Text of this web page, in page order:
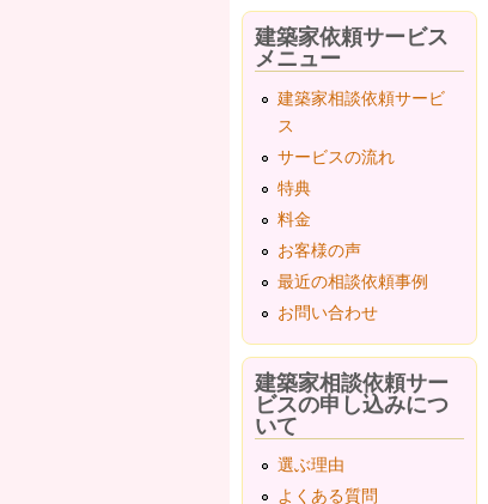
建築家依頼サービス
メニュー
建築家相談依頼サービ
ス
サービスの流れ
特典
料金
お客様の声
最近の相談依頼事例
お問い合わせ
建築家相談依頼サー
ビスの申し込みにつ
いて
選ぶ理由
よくある質問